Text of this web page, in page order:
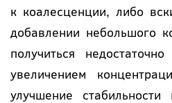
к коалесценции, либо
добавлении небольшого
получиться
увеличением
улучшение